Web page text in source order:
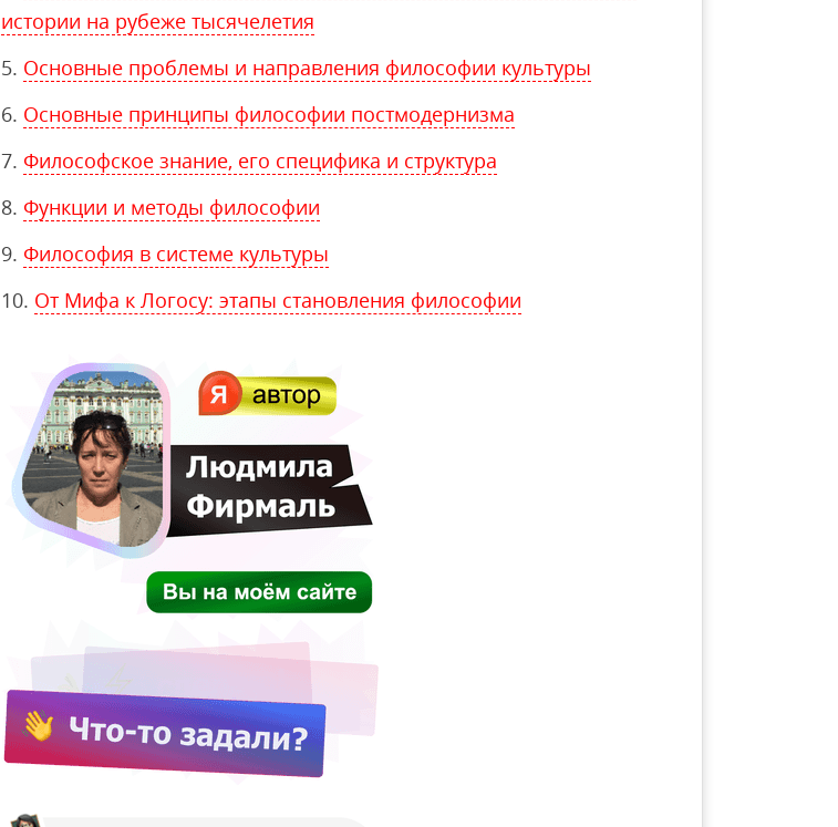
истории на рубеже тысячелетия
Основные проблемы и направления философии культуры
Основные принципы философии постмодернизма
Философское знание, его специфика и структура
Функции и методы философии
Философия в системе культуры
От Мифа к Логосу: этапы становления философии